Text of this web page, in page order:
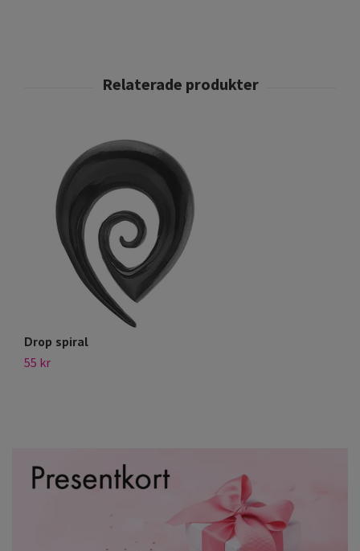
Drop spiral
55 kr